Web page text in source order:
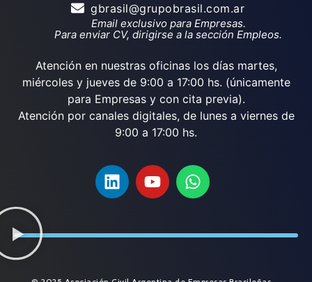
gbrasil@grupobrasil.com.ar
Email exclusivo para Empresas.
Para enviar CV, dirigirse a la sección Empleos.
Atención en nuestras oficinas los días martes,
miércoles y jueves de 9:00 a 17:00 hs. (únicamente
para Empresas y con cita previa).
Atención por canales digitales, de lunes a viernes de
9:00 a 17:00 hs.